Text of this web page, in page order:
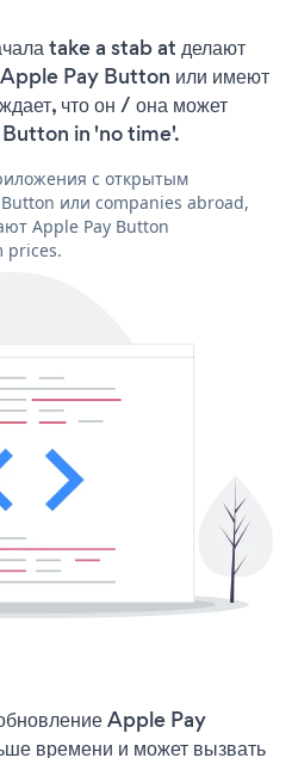
take a stab at делают
Pay Button или имеют
что он / она может
Button in 'no time'.
с открытым
или companies abroad,
Apple Pay Button
prices.
Apple Pay
времени и может вызвать